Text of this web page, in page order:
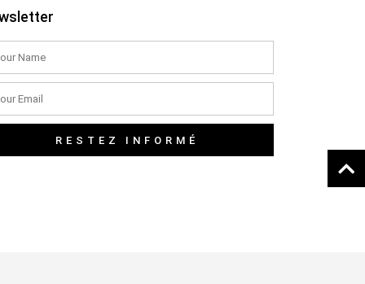
RESTEZ INFORMÉ